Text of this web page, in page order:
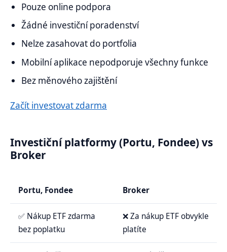
Pouze online podpora
Žádné investiční poradenství
Nelze zasahovat do portfolia
Mobilní aplikace nepodporuje všechny funkce
Bez měnového zajištění
Začít investovat zdarma
Investiční platformy (Portu, Fondee) vs
Broker
Portu, Fondee Broker
✅ Nákup ETF zdarma
bez poplatku
❌ Za nákup ETF obvykle
platíte